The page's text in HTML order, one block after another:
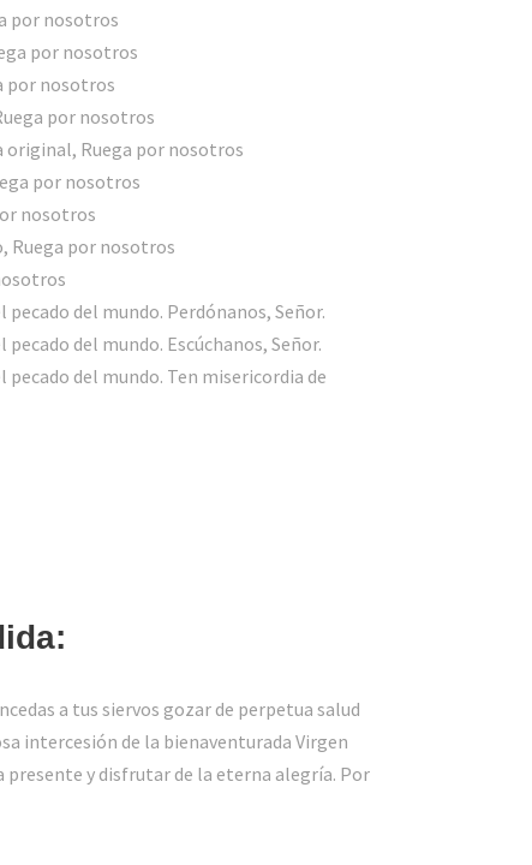
por nosotros
por nosotros
por nosotros
por nosotros
original, Ruega por nosotros
por nosotros
nosotros
Ruega por nosotros
pecado del mundo. Perdónanos, Señor.
pecado del mundo. Escúchanos, Señor.
pecado del mundo. Ten misericordia de
a tus siervos gozar de perpetua salud
intercesión de la bienaventurada Virgen
presente y disfrutar de la eterna alegría. Por